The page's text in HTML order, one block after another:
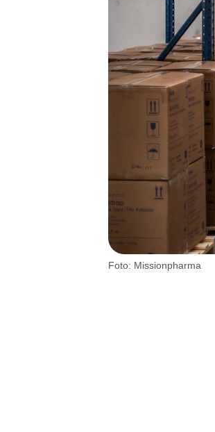
Foto: Missionpharma